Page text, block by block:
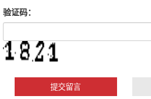
验证码：